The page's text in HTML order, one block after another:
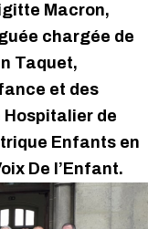
Macron,
chargée de
Taquet,
et des
Hospitalier de
Enfants en
De l’Enfant.